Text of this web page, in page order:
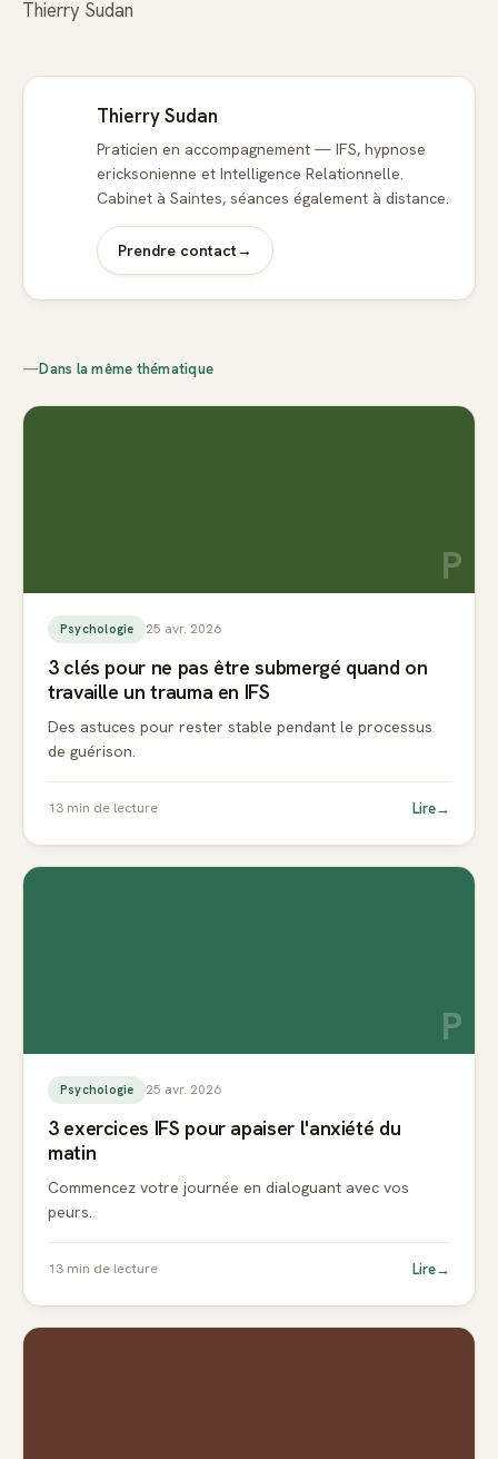
Thierry Sudan
Thierry Sudan
Praticien en accompagnement — IFS, hypnose
ericksonienne et Intelligence Relationnelle.
Cabinet à Saintes, séances également à distance.
Prendre contact→
—Dans la même thématique
P
Psychologie 25 avr. 2026
3 clés pour ne pas être submergé quand on
travaille un trauma en IFS
Des astuces pour rester stable pendant le processus
de guérison.
13 min de lecture Lire→
P
Psychologie 25 avr. 2026
3 exercices IFS pour apaiser l'anxiété du
matin
Commencez votre journée en dialoguant avec vos
peurs.
13 min de lecture Lire→